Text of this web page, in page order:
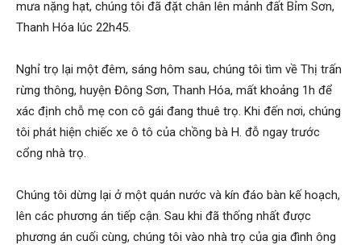
mưa nặng hạt, chúng tôi đã đặt chân lên mảnh đất Bỉm Sơn,
Thanh Hóa lúc 22h45.
Nghỉ trọ lại một đêm, sáng hôm sau, chúng tôi tìm về Thị trấn
rừng thông, huyện Đông Sơn, Thanh Hóa, mất khoảng 1h để
xác định chỗ mẹ con cô gái đang thuê trọ. Khi đến nơi, chúng
tôi phát hiện chiếc xe ô tô của chồng bà H. đỗ ngay trước
cổng nhà trọ.
Chúng tôi dừng lại ở một quán nước và kín đáo bàn kế hoạch,
lên các phương án tiếp cận. Sau khi đã thống nhất được
phương án cuối cùng, chúng tôi vào nhà trọ của gia đình ông